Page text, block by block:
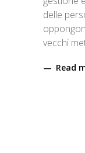
delle
vecchi
Read